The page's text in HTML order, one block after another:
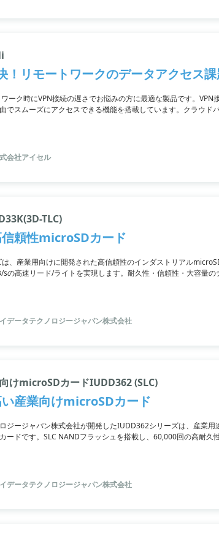
！リモートワークのデータアクセス課
ーク時にVPN接続の遅さでお悩みの方に最適な製品です。
でスムーズにアクセスできる機能を搭載しています。クラウド
万全です。リモートワーク環境をより便利かつ安全に整えるため
会社アイセル
TLC)
頼性microSDカード
、産業用向けに開発された高信頼性のインダストリアル
の高速リード/ライトを実現します。耐久性・信頼性・大容量
データテクノロジージャパン株式会社
けmicroSDカードIUDD362 (SLC)
産業向けmicroSDカード
ジージャパン株式会社が開発したIUDD362シリーズは、産業
ードです。SLC NANDフラッシュを搭載し、60,000回の高耐
ECCエラー訂正コード機能を備え、監視システムなどでの耐久
データテクノロジージャパン株式会社